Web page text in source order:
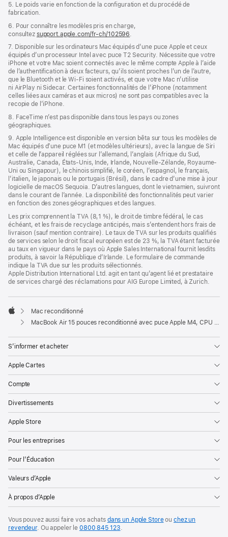
5. Le poids varie en fonction de la configuration et du procédé de
fabrication.
6. Pour connaître les modèles pris en charge,
consultez support.apple.com/fr-ch/102596
7. Disponible sur les ordinateurs Mac équipés d’une puce Apple et ceux
équipés d’un processeur Intel avec puce T2 Security. Nécessite que votre
iPhone et votre Mac soient connectés avec le même compte Apple à l’aide
de l’authentification à deux facteurs, qu’ils soient proches l’un de l’autre,
que le Bluetooth et le Wi-Fi soient activés, et que votre Mac n’utilise
ni AirPlay ni Sidecar. Certaines fonctionnalités de l’iPhone (notamment
celles liées aux caméras et aux micros) ne sont pas compatibles avec la
recopie de l’iPhone.
8. FaceTime n’est pas disponible dans tous les pays ou zones
géographiques.
9. Apple Intelligence est disponible en version bêta sur tous les modèles de
Mac équipés d’une puce M1 (et modèles ultérieurs), avec la langue de Siri
et celle de l’appareil réglées sur l’allemand, l’anglais (Afrique du Sud,
Australie, Canada, États-Unis, Inde, Irlande, Nouvelle-Zélande, Royaume-
Uni ou Singapour), le chinois simplifié, le coréen, l’espagnol, le français,
l’italien, le japonais ou le portugais (Brésil), dans le cadre d’une mise à jour
logicielle de macOS Sequoia. D’autres langues, dont le vietnamien, suivront
dans le courant de l’année. La disponibilité des fonctionnalités peut varier
en fonction des zones géographiques et des langues.
Les prix comprennent la TVA (8,1 %), le droit de timbre fédéral, le cas
échéant, et les frais de recyclage anticipés, mais s’entendent hors frais de
livraison (sauf mention contraire). Le taux de TVA sur les produits qualifiés
de services selon le droit fiscal européen est de 23 %, la TVA étant facturée
au taux en vigueur dans le pays où Apple Sales International fournit lesdits
produits, à savoir la République d’Irlande. Le formulaire de commande
indique la TVA due sur les produits sélectionnés.
Apple Distribution International Ltd. agit en tant qu’agent lié et prestataire
de services chargé des réclamations pour AIG Europe Limited, à Zurich.
Apple
Mac reconditionné
MacBook Air 15 pouces reconditionné avec puce Apple M4, CPU 10 cœurs et GPU 10 cœurs – Lumière stellaire
S’informer et acheter
Apple Cartes
Compte
Divertissements
Apple Store
Pour les entreprises
Pour l’Éducation
Valeurs d’Apple
À propos d’Apple
Vous pouvez aussi faire vos achats dans un Apple Storeouchez un
revendeur. Ouappeler le0800 845 123